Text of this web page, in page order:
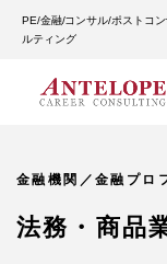
PE/金融/コンサル/ポストコ
ルティング
金融機関／金融プロ
法務・商品